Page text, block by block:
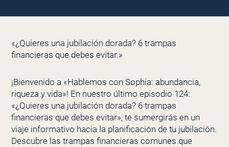
«¿Quieres una jubilación dorada? 6 trampas
financieras que debes evitar.»
¡Bienvenido a «Hablemos con Sophia: abundancia,
riqueza y vida»! En nuestro último episodio 124:
«¿Quieres una jubilación dorada? 6 trampas
financieras que debes evitar», te sumergirás en un
viaje informativo hacia la planificación de tu jubilación.
Descubre las trampas financieras comunes que